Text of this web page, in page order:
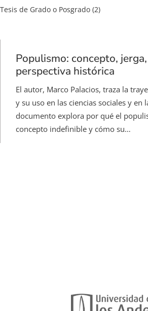
Tesis de Grado o Posgrado (2)
Populismo: concepto,
perspectiva histórica
El autor, Marco Palacios, traza la
y su uso en las ciencias sociales y en
documento explora por qué el
concepto indefinible y cómo su…